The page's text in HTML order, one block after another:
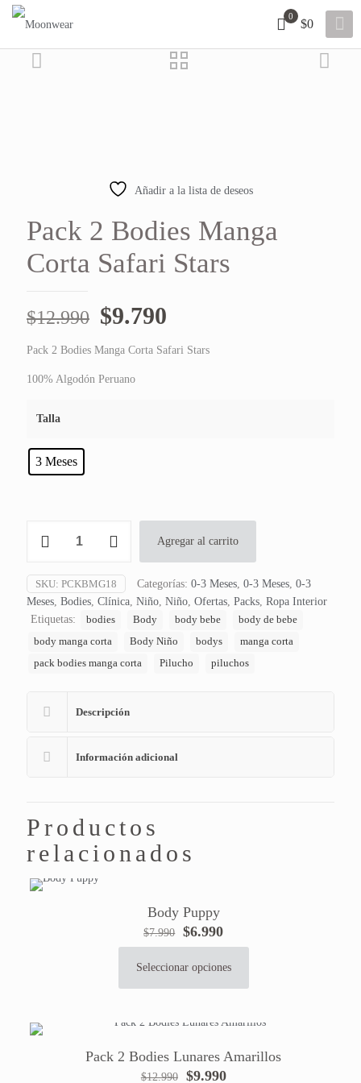
0
$0
Añadir a la lista de deseos
Pack 2 Bodies Manga
Corta Safari Stars
$12.990 El
precio
original
era:
$9.790
precio
actual
Pack 2 Bodies Manga Corta Safari Stars
100% Algodón Peruano
Talla
3 Meses
Manga
Corta
Safari
cantidad
Agregar al carrito
SKU: PCKBMG18 Categorías: 0-3 Meses, 0-3 Meses, 0-3
Meses, Bodies, Clínica, Niño, Niño, Ofertas, Packs, Ropa Interior
Etiquetas:
bodies Body body bebe
body de bebe
body manga corta
Body Niño bodys
manga corta
pack bodies manga corta
Pilucho piluchos
Descripción
Información adicional
Productos
relacionados
Body Puppy
$7.990
El
precio
original
$6.990El
precio
actual
Seleccionar opciones
producto
múltiples
Las
opciones
Pack 2 Bodies Lunares Amarillos
$12.990
El
$9.990El